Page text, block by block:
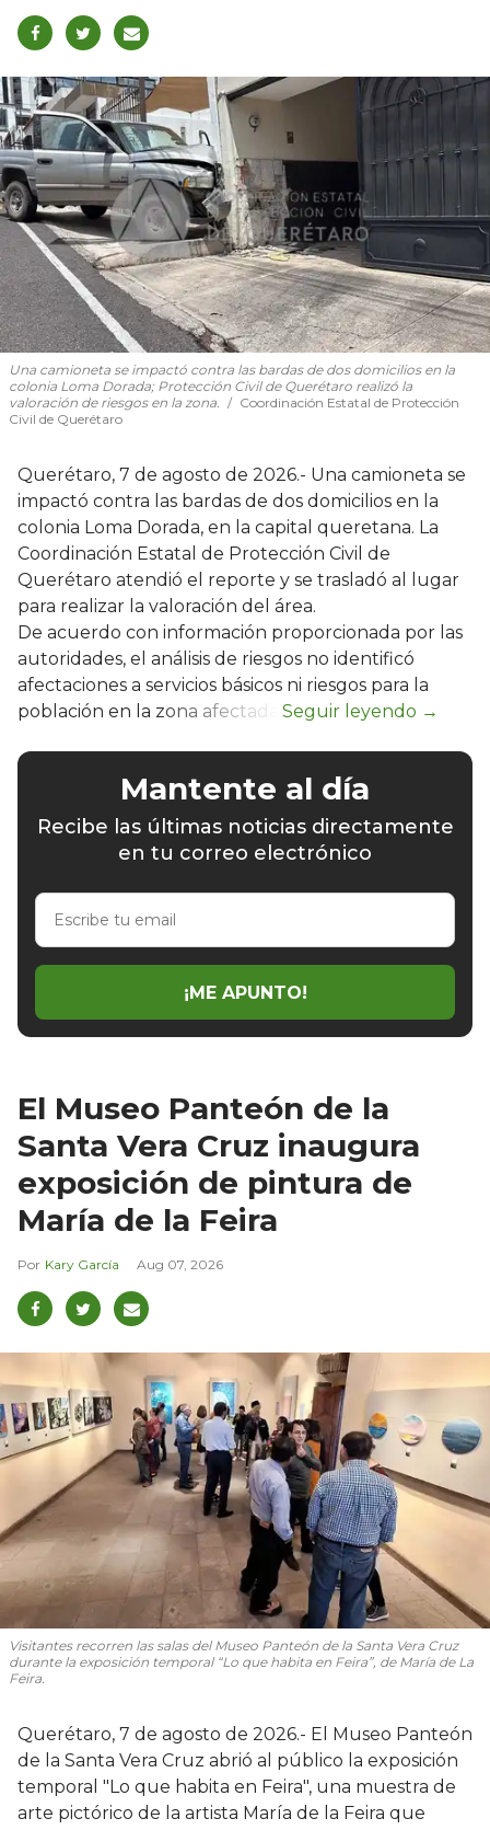
Una camioneta se impactó contra las bardas de dos domicilios en la
colonia Loma Dorada; Protección Civil de Querétaro realizó la
valoración de riesgos en la zona.
Coordinación Estatal de Protección
Civil de Querétaro
Querétaro, 7 de agosto de 2026.- Una camioneta se
impactó contra las bardas de dos domicilios en la
colonia Loma Dorada, en la capital queretana. La
Coordinación Estatal de Protección Civil de
Querétaro atendió el reporte y se trasladó al lugar
para realizar la valoración del área.
De acuerdo con información proporcionada por las
autoridades, el análisis de riesgos no identificó
afectaciones a servicios básicos ni riesgos para la
población en la zona afectada.
Mantente al día
Recibe las últimas noticias directamente
en tu correo electrónico
Escribe
email
¡ME APUNTO!
El Museo Panteón de la
Santa Vera Cruz inaugura
exposición de pintura de
María de la Feira
Kary García Aug 07, 2026
Visitantes recorren las salas del Museo Panteón de la Santa Vera Cruz
durante la exposición temporal “Lo que habita en Feira”, de María de La
Feira.
Querétaro, 7 de agosto de 2026.- El Museo Panteón
de la Santa Vera Cruz abrió al público la exposición
temporal "Lo que habita en Feira", una muestra de
arte pictórico de la artista María de la Feira que